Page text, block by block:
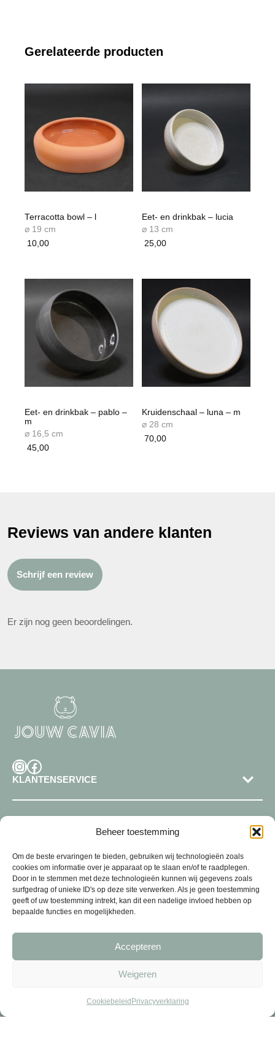
Beheer toestemming
Om de beste ervaringen te bieden, gebruiken wij technologieën zoals
cookies om informatie over je apparaat op te slaan en/of te raadplegen.
Door in te stemmen met deze technologieën kunnen wij gegevens zoals
surfgedrag of unieke ID's op deze site verwerken. Als je geen toestemming
geeft of uw toestemming intrekt, kan dit een nadelige invloed hebben op
bepaalde functies en mogelijkheden.
Accepteren
Weigeren
Cookiebeleid Privacyverklaring
Gerelateerde producten
Terracotta bowl – l
⌀ 19 cm
10,00
Eet- en drinkbak – lucia
⌀ 13 cm
25,00
Eet- en drinkbak – pablo –
m
⌀ 16,5 cm
45,00
Kruidenschaal – luna – m
⌀ 28 cm
70,00
Reviews van andere klanten
Schrijf een review
Er zijn nog geen beoordelingen.
InstagramFacebook
KLANTENSERVICE